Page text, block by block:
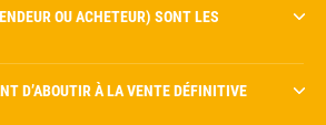
OU ACHETEUR) SONT LES
D’ABOUTIR À LA VENTE DÉFINITIVE